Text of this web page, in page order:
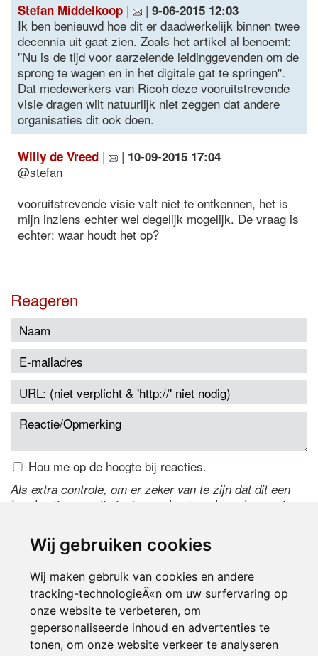
Wij gebruiken cookies
Wij maken gebruik van cookies en andere
tracking-technologieÃ«n om uw surfervaring op
onze website te verbeteren, om
gepersonaliseerde inhoud en advertenties te
tonen, om onze website verkeer te analyseren
Stefan Middelkoop | | 9-06-2015 12:03
Ik ben benieuwd hoe dit er daadwerkelijk binnen twee
decennia uit gaat zien. Zoals het artikel al benoemt:
''Nu is de tijd voor aarzelende leidinggevenden om de
sprong te wagen en in het digitale gat te springen''.
Dat medewerkers van Ricoh deze vooruitstrevende
visie dragen wilt natuurlijk niet zeggen dat andere
organisaties dit ook doen.
Willy de Vreed | | 10-09-2015 17:04
@stefan
vooruitstrevende visie valt niet te ontkennen, het is
mijn inziens echter wel degelijk mogelijk. De vraag is
echter: waar houdt het op?
Reageren
Hou me op de hoogte bij reacties.
Als extra controle, om er zeker van te zijn dat dit een
handmatige reactie is, typ onderstaande code over in
de code te wijzigen.